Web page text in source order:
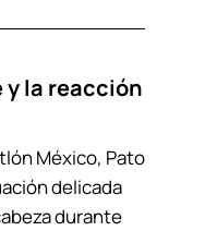
y la reacción
México, Pato
delicada
durante